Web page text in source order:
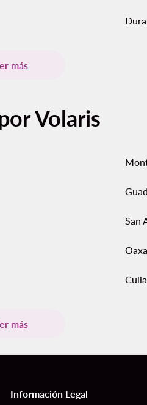
más
Volaris
San
más
Información Legal